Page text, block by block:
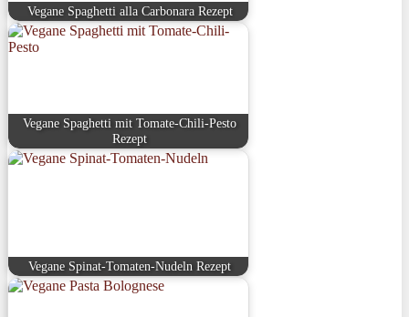
Vegane Spaghetti alla Carbonara Rezept
Vegane Spaghetti mit Tomate-Chili-Pesto
Rezept
Vegane Spinat-Tomaten-Nudeln Rezept